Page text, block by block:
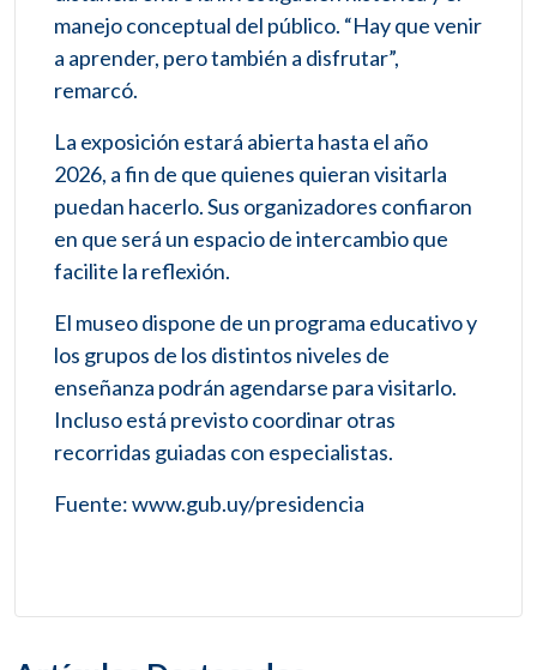
manejo conceptual del público. “Hay que venir
a aprender, pero también a disfrutar”,
remarcó.
La exposición estará abierta hasta el año
2026, a fin de que quienes quieran visitarla
puedan hacerlo. Sus organizadores confiaron
en que será un espacio de intercambio que
facilite la reflexión.
El museo dispone de un programa educativo y
los grupos de los distintos niveles de
enseñanza podrán agendarse para visitarlo.
Incluso está previsto coordinar otras
recorridas guiadas con especialistas.
Fuente: www.gub.uy/presidencia